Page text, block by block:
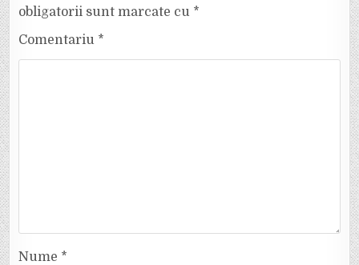
obligatorii sunt marcate cu *
Comentariu *
Nume *